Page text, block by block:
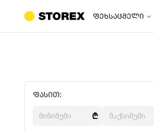
ფეხსაცმელი
ფასით:
₾